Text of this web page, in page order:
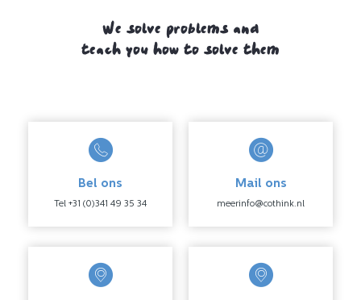
We solve problems and
teach you how to solve them
Bel ons
Tel +31 (0)341 49 35 34
Mail ons
meerinfo@cothink.nl